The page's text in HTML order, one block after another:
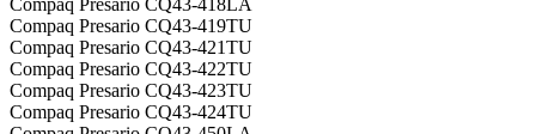
Compaq Presario CQ43-418LA
Compaq Presario CQ43-419TU
Compaq Presario CQ43-421TU
Compaq Presario CQ43-422TU
Compaq Presario CQ43-423TU
Compaq Presario CQ43-424TU